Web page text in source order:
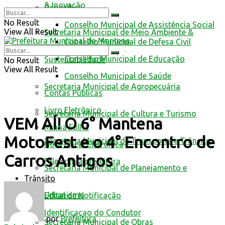
Conselhos
Conselho Municipal de Assistência Social
Conselho Municipal de Defesa Civil
Conselho Municipal de Educação
Conselho Municipal de Saúde
Contas Públicas
Livro Eletrônico
Minha Folha
Nota Fiscal Eletrônica
Fale com a prefeitura
Trânsito
Edital de Notificação
Identificacao do Condutor
& Inovação
Secretaria Municipal de Meio Ambiente &
Sustentabilidade
Secretaria Municipal de Agropecuária
Secretaria Municipal de Cultura e Turismo
Secretaria Municipal de Transporte e Trânsito
Secretaria Municipal de Planejamento e
Urbanismo
Secretaria Municipal de Obras
No Result
View All Result
No Result
View All Result
VEM AÍ! O 6° Mantena
MotoFest e o 4° Encontro de
Carros Antigos
por Prefeitura